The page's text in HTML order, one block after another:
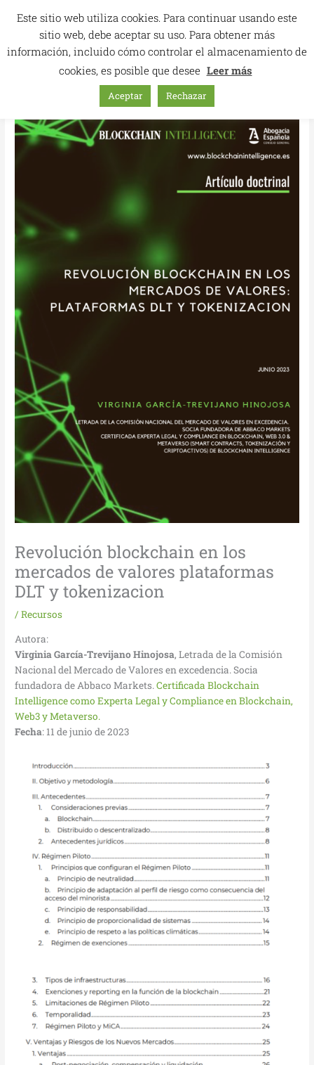
contenido
Revolución blockchain en los
mercados de valores plataformas
DLT y tokenizacion
/Recursos
Autora:
Virginia García-Trevijano Hinojosa, Letrada de la Comisión
Nacional del Mercado de Valores en excedencia. Socia
fundadora de Abbaco Markets.Certificada Blockchain
Intelligence como Experta Legal y Compliance en Blockchain,
Web3 y Metaverso.
Fecha: 11 de junio de 2023
Este sitio web utiliza cookies. Para continuar usando este
sitio web, debe aceptar su uso. Para obtener más
información, incluido cómo controlar el almacenamiento de
cookies, es posible que desee Leer más
Aceptar Rechazar